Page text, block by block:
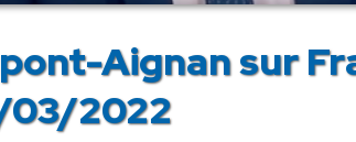
Aignan sur
2022